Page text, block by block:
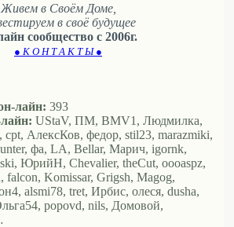
Живем в Своём Доме,
в своё будущее
сообщество с 2006г.
● К О Н Т А К Т Ы ●
лайн: 393
UStaV, ПМ, BMV1, Людмилка,
АлексКов, федор, stil23, marazmiki,
фа, LA, Bellar, Марич, igornk,
ЮрийН, Chevalier, theCut, oooaspz,
Komissar, Grigsh, Magog,
alsmi78, tret, Ирбис, олеся, dusha,
popovd, nils, Домовой,